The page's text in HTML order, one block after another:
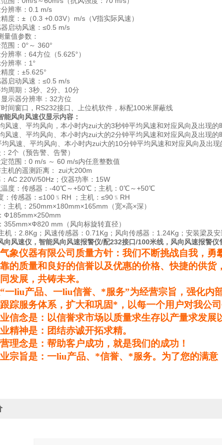
辨率：0.1 m/s
度：±（0.3 +0.03V）m/s（V指实际风速）
启动风速：≤0.5 m/s
量值参数：
围：0°～ 360°
辨率：64方位（5.625°）
辨率：1°
度：±5.625°
启动风速：≤0.5 m/s
周期：3秒、2分、10分
示器分辨率：32方位
间窗口，RS232接口、上位机软件，标配100米屏蔽线
能风向风速仪显示内容：
风速、平均风向，本小时内zui大的3秒钟平均风速和对应风向及出现的
风速、平均风向、本小时内zui大的2分钟平均风速和对应风向及出现的
风速、平均风向、本小时内zui大的10分钟平均风速和对应风向及出现
2个（预告警、告警）
范围：0 m/s ～ 60 m/s内任意整数值
机的遥测距离： zui大200m
AC 220V/50Hz；仪器功率：15W
温度：传感器：-40℃～+50℃；主机：0℃～+50℃
：传感器：≤100﹪RH ；主机：≤90﹪RH
主机：250mm×180mm×165mm（宽×高×深）
Ф185mm×250mm
355mm×Ф820 mm（风向标旋转直径）
机：2.8Kg；风速传感器：0.71Kg；风向传感器：1.24Kg；安装梁及
向风速仪，智能风向风速报警仪/配232接口/100米线，风向风速报警仪
象仪器有限公司质量方针：我们不断挑战自我，
的质量和良好的信誉以及优惠的价格、快捷的供
发展，共铸未来。
“一liu产品、一liu信誉、*服务”为经营宗旨，强化内
踪服务体系，扩大和巩固*，以每一个用户对我公
信念是：以信誉求市场以质量求生存以产量求发展
精神是：团结赤诚开拓求精。
理念是：帮助客户成功，就是我们的成功！
宗旨是：一liu产品、*信誉、*服务。为了您的满意